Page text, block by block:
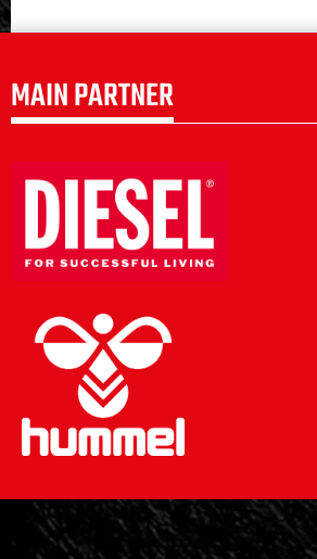
MAIN PARTNER